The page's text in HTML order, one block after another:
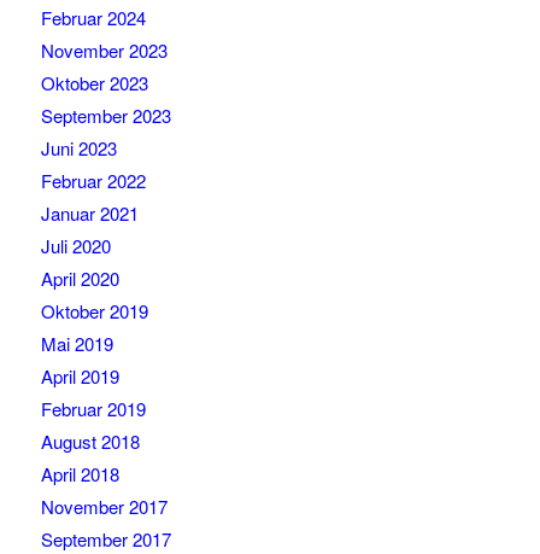
Februar 2024
November 2023
Oktober 2023
September 2023
Juni 2023
Februar 2022
Januar 2021
Juli 2020
April 2020
Oktober 2019
Mai 2019
April 2019
Februar 2019
August 2018
April 2018
November 2017
September 2017